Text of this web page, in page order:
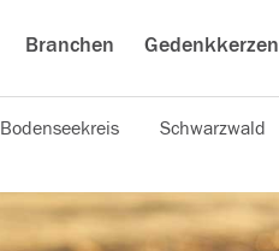
Branchen Gedenkkerzen
Bodenseekreis Schwarzwald